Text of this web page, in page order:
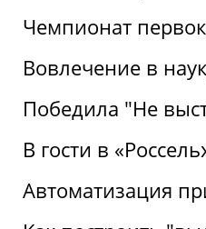
Чемпионат
Вовлечение в
Победила "Не
В гости в
Автоматизация